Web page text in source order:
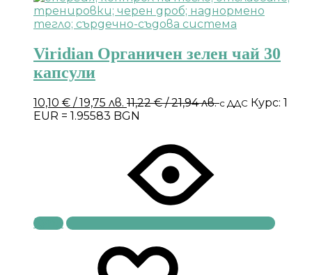
Viridian Органичен зелен чай 30
капсули
10,10 € / 19,75 лв. 11,22€/ 21,94 лв.с ДДС Курс: 1
EUR = 1.95583 BGN
Купи